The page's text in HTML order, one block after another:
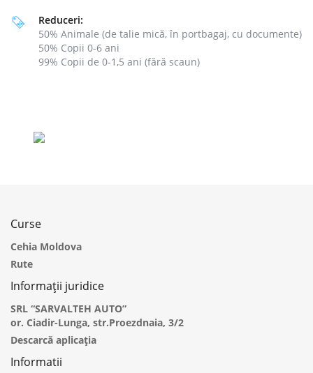
Reduceri:
50% Animale (de talie mică, în portbagaj, cu documente)
50% Copii 0-6 ani
99% Copii de 0-1,5 ani (fără scaun)
Curse
Cehia Moldova
Rute
Informații juridice
SRL “SARVALTEH AUTO”
or. Ciadir-Lunga, str.Proezdnaia, 3/2
Descarcă aplicația
Informatii